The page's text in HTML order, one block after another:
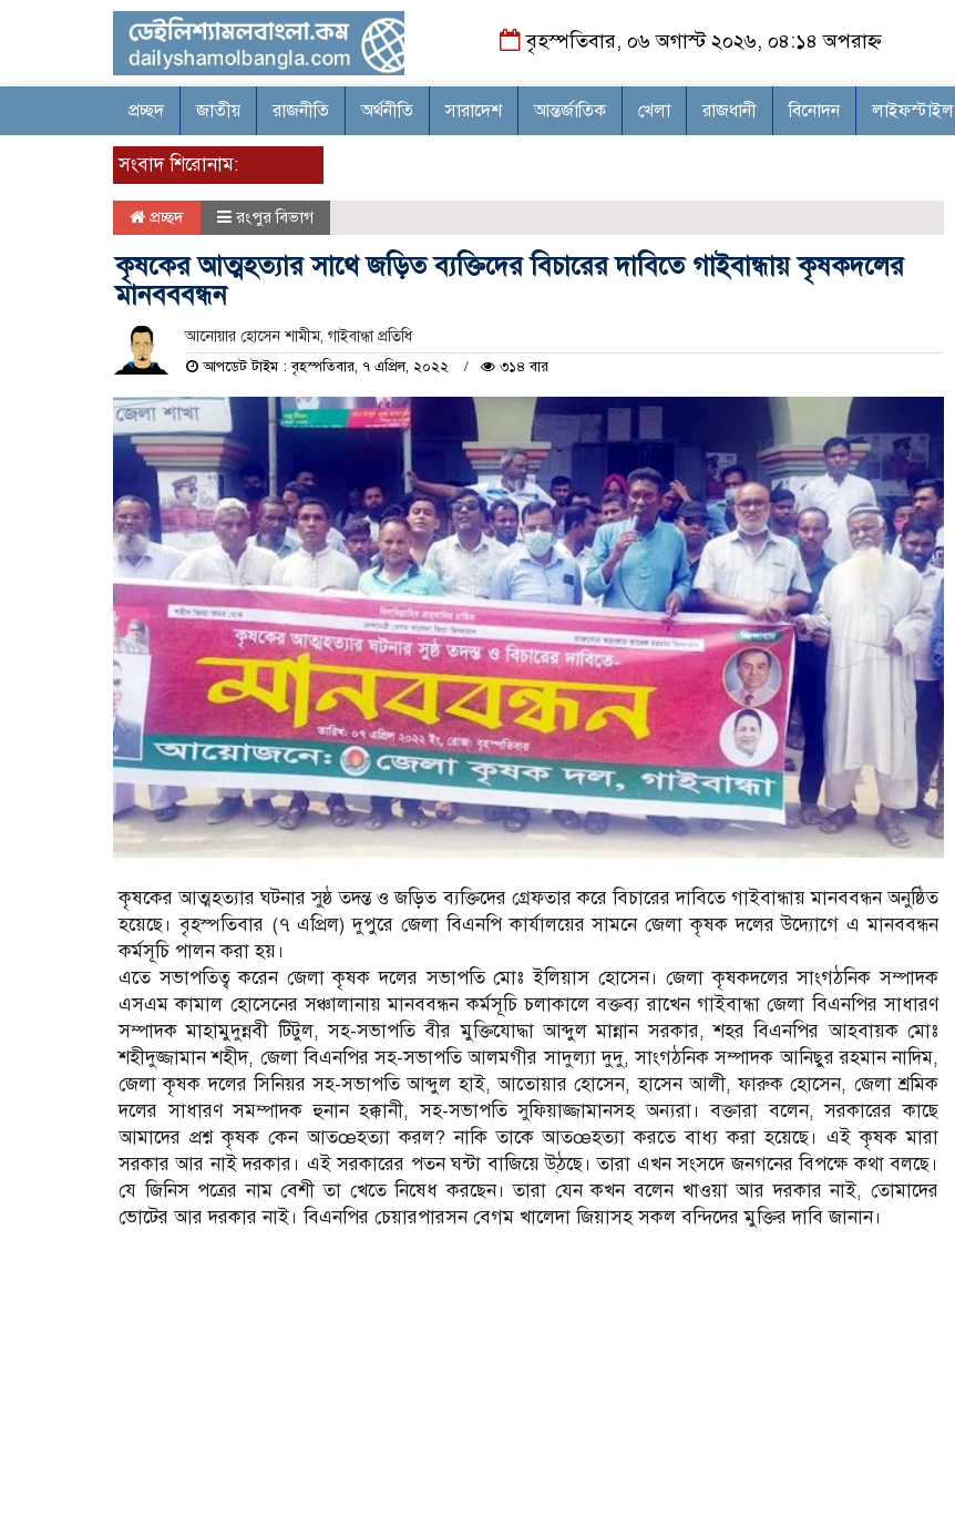
বৃহস্পতিবার, ০৬ অগাস্ট ২০২৬, ০৪:১৪ অপরাহ্ন
প্রচ্ছদ জাতীয় রাজনীতি অর্থনীতি সারাদেশ আন্তর্জাতিক খেলা রাজধানী বিনোদন লাইফস্টাইল
সংবাদ শিরোনাম:
প্রচ্ছদ রংপুর বিভাগ
কৃষকের আত্মহত্যার সাথে জড়িত ব্যক্তিদের বিচারের দাবিতে গাইবান্ধায় কৃষকদলের
মানবববন্ধন
আনোয়ার হোসেন শামীম, গাইবান্ধা প্রতিধি
আপডেট টাইম : বৃহস্পতিবার, ৭ এপ্রিল, ২০২২ ৩১৪ বার
কৃষকের আত্মহত্যার ঘটনার সুষ্ঠ তদন্ত ও জড়িত ব্যক্তিদের গ্রেফতার করে বিচারের দাবিতে গাইবান্ধায় মানববন্ধন অনুষ্ঠিত
হয়েছে। বৃহস্পতিবার (৭ এপ্রিল) দুপুরে জেলা বিএনপি কার্যালয়ের সামনে জেলা কৃষক দলের উদ্যোগে এ মানববন্ধন
কর্মসূচি পালন করা হয়।
এতে সভাপতিত্ব করেন জেলা কৃষক দলের সভাপতি মোঃ ইলিয়াস হোসেন। জেলা কৃষকদলের সাংগঠনিক সম্পাদক
এসএম কামাল হোসেনের সঞ্চালানায় মানববন্ধন কর্মসূচি চলাকালে বক্তব্য রাখেন গাইবান্ধা জেলা বিএনপির সাধারণ
সম্পাদক মাহামুদুন্নবী টিটুল, সহ-সভাপতি বীর মুক্তিযোদ্ধা আব্দুল মান্নান সরকার, শহর বিএনপির আহবায়ক মোঃ
শহীদুজ্জামান শহীদ, জেলা বিএনপির সহ-সভাপতি আলমগীর সাদুল্যা দুদু, সাংগঠনিক সম্পাদক আনিছুর রহমান নাদিম,
জেলা কৃষক দলের সিনিয়র সহ-সভাপতি আব্দুল হাই, আতোয়ার হোসেন, হাসেন আলী, ফারুক হোসেন, জেলা শ্রমিক
দলের সাধারণ সমম্পাদক হুনান হক্কানী, সহ-সভাপতি সুফিয়াজ্জামানসহ অন্যরা। বক্তারা বলেন, সরকারের কাছে
আমাদের প্রশ্ন কৃষক কেন আতœহত্যা করল? নাকি তাকে আতœহত্যা করতে বাধ্য করা হয়েছে। এই কৃষক মারা
সরকার আর নাই দরকার। এই সরকারের পতন ঘন্টা বাজিয়ে উ্ঠছে। তারা এখন সংসদে জনগনের বিপক্ষে কথা বলছে।
যে জিনিস পত্রের নাম বেশী তা খেতে নিষেধ করছেন। তারা যেন কখন বলেন খাওয়া আর দরকার নাই, তোমাদের
ভোটের আর দরকার নাই। বিএনপির চেয়ারপারসন বেগম খালেদা জিয়াসহ সকল বন্দিদের মুক্তির দাবি জানান।